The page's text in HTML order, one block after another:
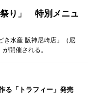
祭り」 特別メニュ
き水産 阪神尼崎店」（尼
開催される。
る「トラフィー」発売